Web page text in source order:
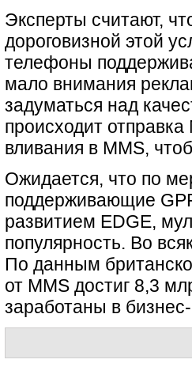
Эксперты считают,
дороговизной этой
телефоны
мало внимания
задуматься над
происходит
вливания в MMS,
Ожидается, что по
поддерживающие
развитием EDGE,
популярность. Во
По данным
от MMS достиг 8,3
заработаны в